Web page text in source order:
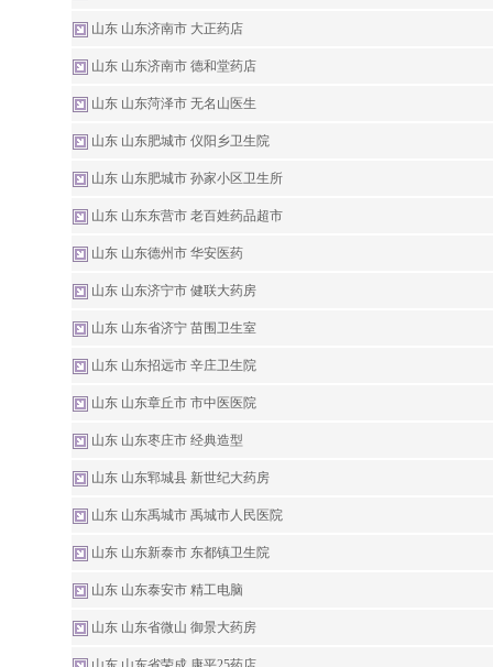
山东 山东济南市 大正药店
山东 山东济南市 德和堂药店
山东 山东菏泽市 无名山医生
山东 山东肥城市 仪阳乡卫生院
山东 山东肥城市 孙家小区卫生所
山东 山东东营市 老百姓药品超市
山东 山东德州市 华安医药
山东 山东济宁市 健联大药房
山东 山东省济宁 苗围卫生室
山东 山东招远市 辛庄卫生院
山东 山东章丘市 市中医医院
山东 山东枣庄市 经典造型
山东 山东郓城县 新世纪大药房
山东 山东禹城市 禹城市人民医院
山东 山东新泰市 东都镇卫生院
山东 山东泰安市 精工电脑
山东 山东省微山 御景大药房